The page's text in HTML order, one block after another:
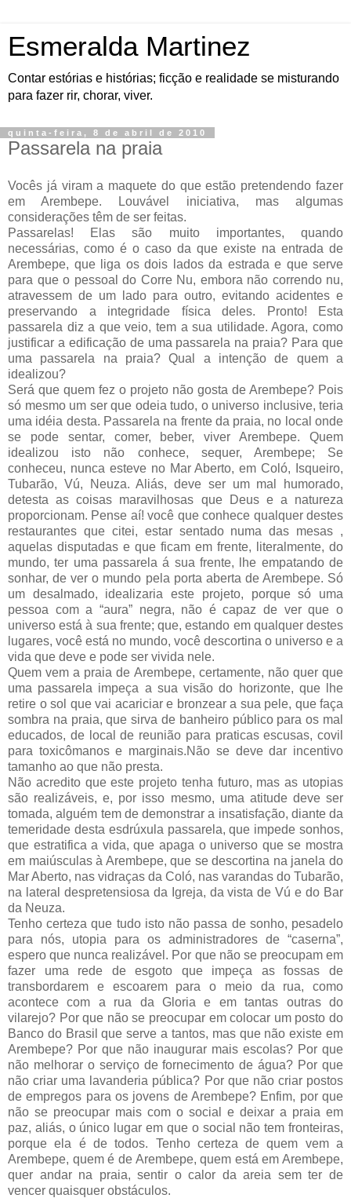
Esmeralda Martinez
Contar estórias e histórias; ficção e realidade se misturando
para fazer rir, chorar, viver.
quinta-feira, 8 de abril de 2010
Passarela na praia
Vocês já viram a maquete do que estão pretendendo fazer
em Arembepe. Louvável iniciativa, mas algumas
considerações têm de ser feitas.
Passarelas! Elas são muito importantes, quando
necessárias, como é o caso da que existe na entrada de
Arembepe, que liga os dois lados da estrada e que serve
para que o pessoal do Corre Nu, embora não correndo nu,
atravessem de um lado para outro, evitando acidentes e
preservando a integridade física deles. Pronto! Esta
passarela diz a que veio, tem a sua utilidade. Agora, como
justificar a edificação de uma passarela na praia? Para que
uma passarela na praia? Qual a intenção de quem a
idealizou?
Será que quem fez o projeto não gosta de Arembepe? Pois
só mesmo um ser que odeia tudo, o universo inclusive, teria
uma idéia desta. Passarela na frente da praia, no local onde
se pode sentar, comer, beber, viver Arembepe. Quem
idealizou isto não conhece, sequer, Arembepe; Se
conheceu, nunca esteve no Mar Aberto, em Coló, Isqueiro,
Tubarão, Vú, Neuza. Aliás, deve ser um mal humorado,
detesta as coisas maravilhosas que Deus e a natureza
proporcionam. Pense aí! você que conhece qualquer destes
restaurantes que citei, estar sentado numa das mesas ,
aquelas disputadas e que ficam em frente, literalmente, do
mundo, ter uma passarela á sua frente, lhe empatando de
sonhar, de ver o mundo pela porta aberta de Arembepe. Só
um desalmado, idealizaria este projeto, porque só uma
pessoa com a “aura” negra, não é capaz de ver que o
universo está à sua frente; que, estando em qualquer destes
lugares, você está no mundo, você descortina o universo e a
vida que deve e pode ser vivida nele.
Quem vem a praia de Arembepe, certamente, não quer que
uma passarela impeça a sua visão do horizonte, que lhe
retire o sol que vai acariciar e bronzear a sua pele, que faça
sombra na praia, que sirva de banheiro público para os mal
educados, de local de reunião para praticas escusas, covil
para toxicômanos e marginais.Não se deve dar incentivo
tamanho ao que não presta.
Não acredito que este projeto tenha futuro, mas as utopias
são realizáveis, e, por isso mesmo, uma atitude deve ser
tomada, alguém tem de demonstrar a insatisfação, diante da
temeridade desta esdrúxula passarela, que impede sonhos,
que estratifica a vida, que apaga o universo que se mostra
em maiúsculas à Arembepe, que se descortina na janela do
Mar Aberto, nas vidraças da Coló, nas varandas do Tubarão,
na lateral despretensiosa da Igreja, da vista de Vú e do Bar
da Neuza.
Tenho certeza que tudo isto não passa de sonho, pesadelo
para nós, utopia para os administradores de “caserna”,
espero que nunca realizável. Por que não se preocupam em
fazer uma rede de esgoto que impeça as fossas de
transbordarem e escoarem para o meio da rua, como
acontece com a rua da Gloria e em tantas outras do
vilarejo? Por que não se preocupar em colocar um posto do
Banco do Brasil que serve a tantos, mas que não existe em
Arembepe? Por que não inaugurar mais escolas? Por que
não melhorar o serviço de fornecimento de água? Por que
não criar uma lavanderia pública? Por que não criar postos
de empregos para os jovens de Arembepe? Enfim, por que
não se preocupar mais com o social e deixar a praia em
paz, aliás, o único lugar em que o social não tem fronteiras,
porque ela é de todos. Tenho certeza de quem vem a
Arembepe, quem é de Arembepe, quem está em Arembepe,
quer andar na praia, sentir o calor da areia sem ter de
vencer quaisquer obstáculos.